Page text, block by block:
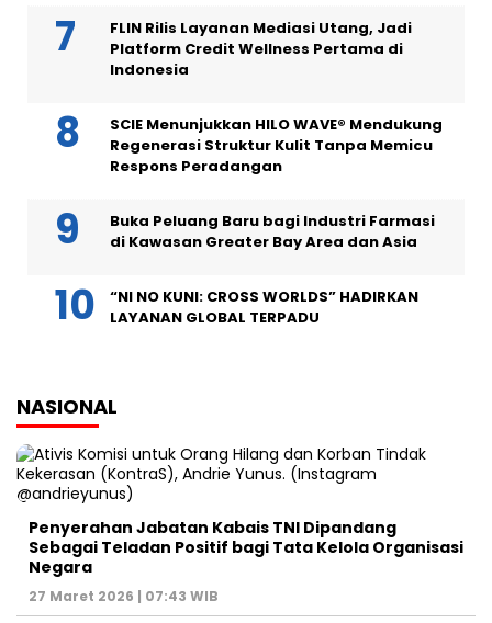
FLIN Rilis Layanan Mediasi Utang, Jadi
Platform Credit Wellness Pertama di
Indonesia
SCIE Menunjukkan HILO WAVE® Mendukung
Regenerasi Struktur Kulit Tanpa Memicu
Respons Peradangan
Buka Peluang Baru bagi Industri Farmasi
di Kawasan Greater Bay Area dan Asia
“NI NO KUNI: CROSS WORLDS” HADIRKAN
LAYANAN GLOBAL TERPADU
NASIONAL
Penyerahan Jabatan Kabais TNI Dipandang
Sebagai Teladan Positif bagi Tata Kelola Organisasi
Negara
27 Maret 2026 | 07:43 WIB